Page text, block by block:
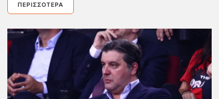
ΠΕΡΙΣΣΌΤΕΡΑ